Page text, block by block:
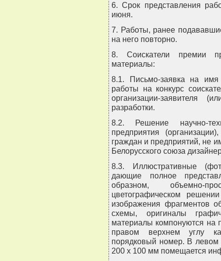
6. Срок представления
июня.
7. Работы, ранее
на него повторно.
8. Соискатели премии
материалы:
8.1. Письмо-заявка на
работы на конкурс
организации-заявителя
разработки.
8.2. Решение научно-
предприятия
граждан и предприятий, не
Белорусского союза
8.3. Иллюстративные
дающие полное
образном, объемно-
цветографическом
изображения фрагментов
схемы, оригиналы
материалы компонуются
правом верхнем углу
порядковый номер. В
200 х 100 мм помещается